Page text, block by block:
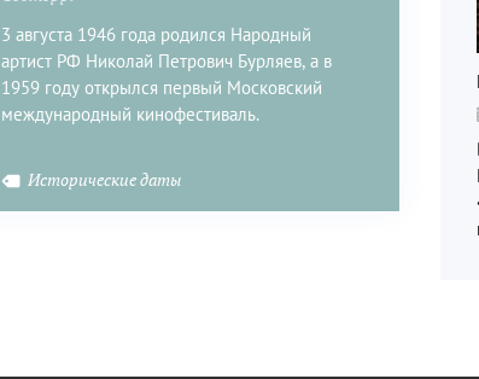
3 августа 1946 года родился Народный
артист РФ Николай Петрович Бурляев, а в
1959 году открылся первый Московский
международный кинофестиваль.
Исторические даты